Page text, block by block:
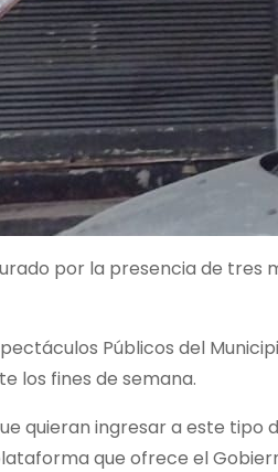
por la presencia de tres
Públicos del
los fines de semana.
quieran ingresar a este
que ofrece el